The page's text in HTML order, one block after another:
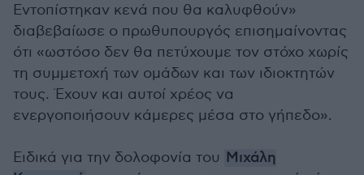
Εντοπίστηκαν κενά που θα καλυφθούν»
διαβεβαίωσε ο πρωθυπουργός επισημαίνοντας
ότι «ωστόσο δεν θα πετύχουμε τον στόχο χωρίς
τη συμμετοχή των ομάδων και των ιδιοκτητών
τους. Έχουν και αυτοί χρέος να
ενεργοποιήσουν κάμερες μέσα στο γήπεδο».
Ειδικά για την δολοφονία του Μιχάλη